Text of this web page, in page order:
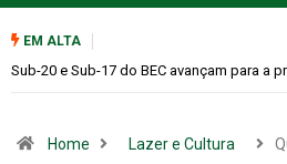
EM ALTA